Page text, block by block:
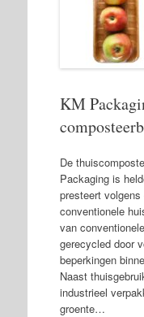
KM
De
Packaging is
presteert
conventionele
van
gerecycled door
beperkingen
Naast
industrieel
groente…